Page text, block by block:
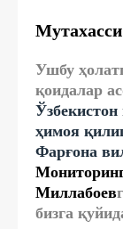
Ушбу
қоидалар
ҳимоя
Фарғона
Миллабоев
бизга